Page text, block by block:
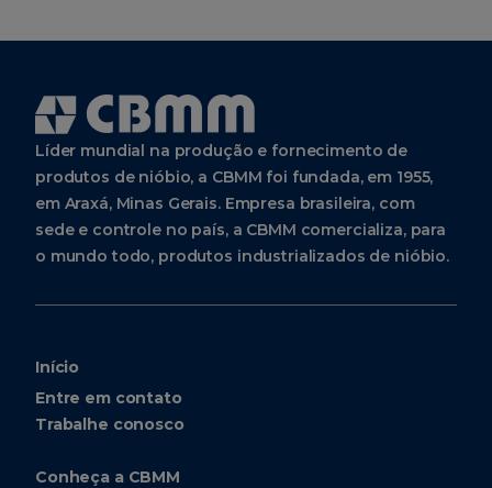
Líder mundial na produção e fornecimento de
produtos de nióbio, a CBMM foi fundada, em 1955,
em Araxá, Minas Gerais. Empresa brasileira, com
sede e controle no país, a CBMM comercializa, para
o mundo todo, produtos industrializados de nióbio.
Início
Entre em contato
Trabalhe conosco
Conheça a CBMM